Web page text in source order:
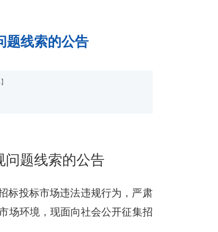
题线索的公告
】
问题线索的公告
标投标市场违法违规行为，严肃
场环境，现面向社会公开征集招